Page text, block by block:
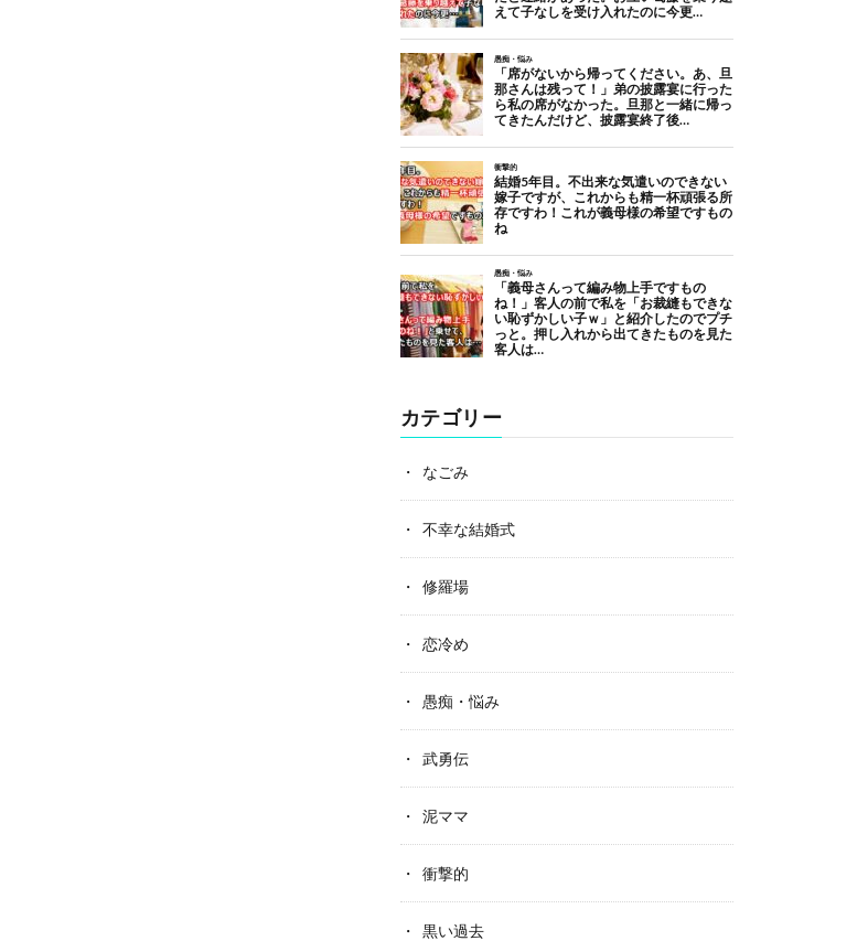
カテゴリー
なごみ
不幸な結婚式
修羅場
恋冷め
愚痴・悩み
武勇伝
泥ママ
衝撃的
黒い過去